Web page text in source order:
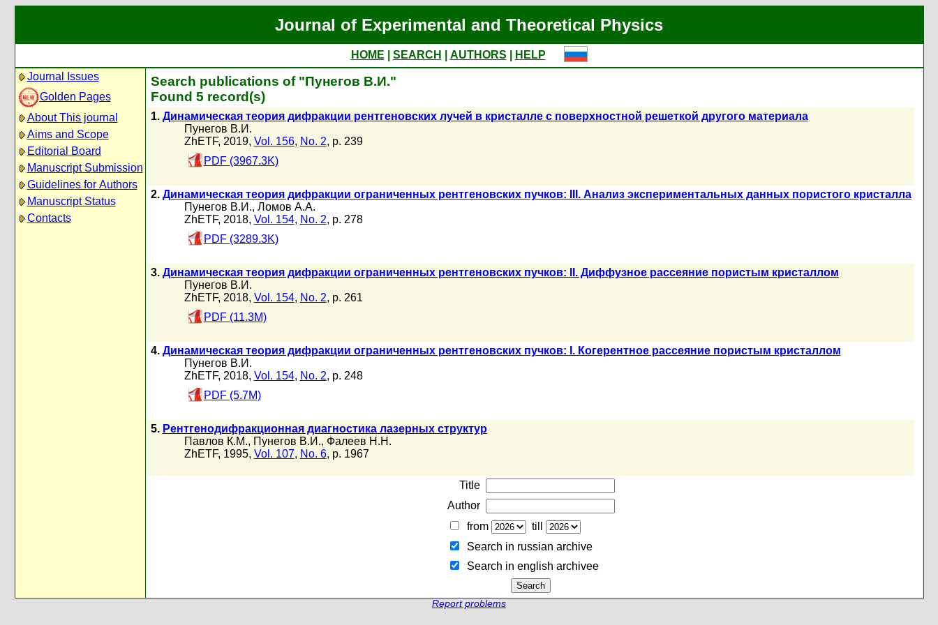
Journal of Experimental and Theoretical Physics
HOME SEARCH AUTHORS
HELP
Journal Issues
Golden Pages
About This journal
Aims and Scope
Editorial Board
Manuscript Submission
Guidelines for Authors
Manuscript Status
Contacts
Search publications of "Пунегов В.И."
Found 5 record(s)
1. Динамическая теория дифракции рентгеновских лучей в кристалле с поверхностной решеткой другого материала
Пунегов В.И.
ZhETF, 2019, Vol. 156, No. 2, p. 239
PDF (3967.3K)
2. Динамическая теория дифракции ограниченных рентгеновских пучков: III. Анализ экспериментальных данных пористого кристалла
Пунегов В.И., Ломов А.А.
ZhETF, 2018, Vol. 154, No. 2, p. 278
PDF (3289.3K)
3. Динамическая теория дифракции ограниченных рентгеновских пучков: II. Диффузное рассеяние пористым кристаллом
Пунегов В.И.
ZhETF, 2018, Vol. 154, No. 2, p. 261
PDF (11.3M)
4. Динамическая теория дифракции ограниченных рентгеновских пучков: I. Когерентное рассеяние пористым кристаллом
Пунегов В.И.
ZhETF, 2018, Vol. 154, No. 2, p. 248
PDF (5.7M)
5. Рентгенодифракционная диагностика лазерных структур
Павлов К.М., Пунегов В.И., Фалеев Н.Н.
ZhETF, 1995, Vol. 107, No. 6, p. 1967
Title
Author
from
till
Search in russian archive
Search in english archiveе
Report problems